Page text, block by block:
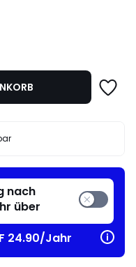
nach
über
24.90/Jahr